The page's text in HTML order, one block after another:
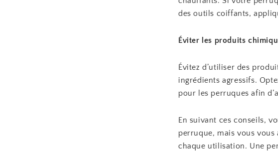
des outils coiffants,
Éviter les produits
Évitez d’utiliser des
ingrédients agressifs.
pour les perruques afin
En suivant ces conseils,
perruque, mais vous vous
chaque utilisation. Une